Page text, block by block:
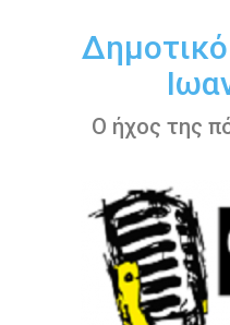
περιεχόμενο
Ο ήχος της